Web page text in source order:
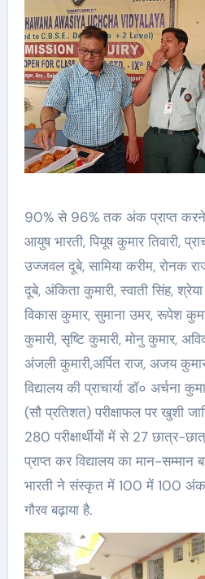
90% से 96% तक अंक प्राप्त करने
आयुष भारती, पियूष कुमार तिवारी,
उज्जवल दूबे, सामिया करीम, रोनक
दूबे, अंकिता कुमारी, स्वाती सिंह,
विकास कुमार, सुमाना उमर, रूपेश
कुमारी, सृष्टि कुमारी, मोनु कुमार,
अंजली कुमारी,अर्पित राज, अजय
विद्यालय की प्राचार्या डॉ० अर्चना
(सौ प्रतिशत) परीक्षाफल पर खुशी
280 परीक्षार्थीयों में से 27
प्राप्त कर विद्यालय का मान-सम्मान
भारती ने संस्कृत में 100 में 100 अंक
गौरव बढ़ाया है.